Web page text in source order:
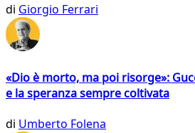
di Giorgio Ferrari
«Dio è morto, ma poi risorge»:
e la speranza sempre coltivata
di Umberto Folena